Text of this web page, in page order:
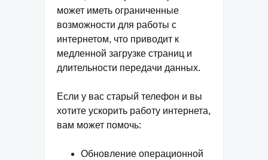
может иметь ограниченные
возможности для работы с
интернетом, что приводит к
медленной загрузке страниц и
длительности передачи данных.
Если у вас старый телефон и вы
хотите ускорить работу интернета,
вам может помочь:
Обновление операционной